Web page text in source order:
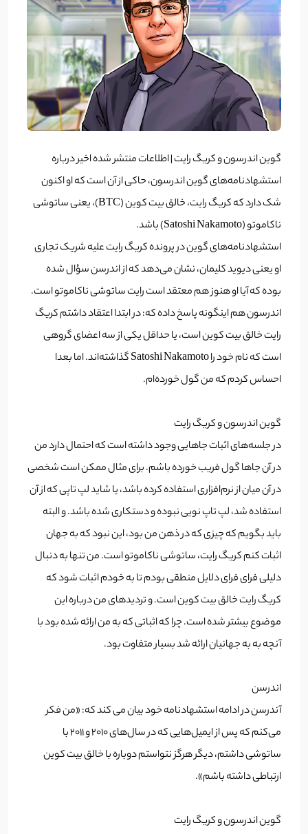
گوین اندرسون و کریگ رایت | اطلاعات منتشر شده اخیر درباره
استشهادنامه‌های گوین اندرسون، حاکی از آن است که او اکنون
شک دارد که کریگ رایت، خالق بیت کوین (BTC)، یعنی ساتوشی
ناکاموتو (Satoshi Nakamoto) باشد.
استشهادنامه‌های گوین در پرونده کریگ رایت علیه شریک تجاری
او یعنی دیوید کلیمان، نشان می‌دهد که از اندرسن سؤال شده
بوده که آیا او هنوز هم معتقد است رایت ساتوشی ناکاموتو است.
اندرسون هم اینگونه پاسخ داده که: در ابتدا اعتقاد داشتم کریگ
رایت خالق بیت کوین است، یا حداقل یکی از سه اعضای گروهی
است که نام خود را Satoshi Nakamoto گذاشته‌اند. اما بعدا
احساس کردم كه من گول خورده‌ام.
گوین اندرسون و کریگ رایت
در جلسه‌های اثبات جاهایی وجود داشته است که احتمال دارد من
در آن جاها گول فریب خورده باشم. برای مثال ممکن است شخصی
در آن میان از نرم‌افزاری استفاده کرده باشد، یا شاید لپ تاپی که از آن
استفاده شد، لپ تاپ نویی نبوده و دستکاری شده باشد. و البته
باید بگویم که چیزی که در ذهن من بود، این نبود که به جهان
اثبات کنم کریگ رایت، ساتوشی ناکاموتو است. من تنها به دنبال
دلیلی فرای فرای دلایل منطقی بودم تا به خودم اثبات شود که
کریگ رایت خالق بیت کوین است. و تردیدهای من درباره این
موضوع بیشتر شده است. چرا که اثباتی که به من ارائه شده بود با
آنچه به به جهانیان ارائه شد بسیار متفاوت بود.
اندرسن
آندرسن در ادامه استشهادنامه خود بیان می کند که: «من فکر
می‌کنم که پس از ایمیل‌هایی که در سال‌های ۲۰۱۰ و ۲۰۱۱ با
ساتوشی داشتم، دیگر هرگز نتواستم دوباره با خالق بیت کوین
ارتباطی داشته باشم».
گوین اندرسون و کریگ رایت